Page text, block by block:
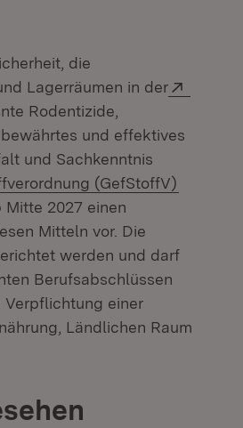
die
Lagerräumen in der
Rodentizide,
und effektives
und Sachkenntnis
(GefStoffV)
neuem Fenster)
Mitte 2027 einen
Mitteln vor. Die
werden und darf
Berufsabschlüssen
einer
Ländlichen Raum